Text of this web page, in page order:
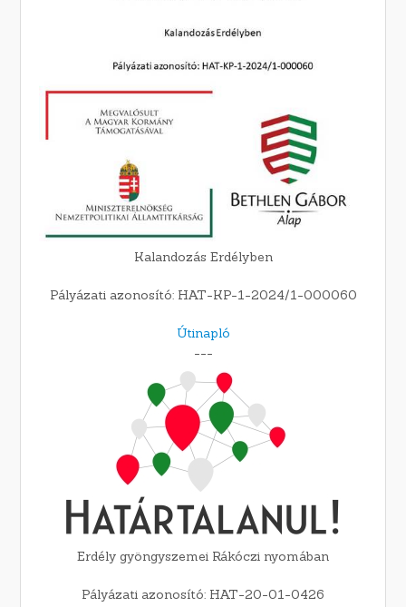
Kalandozás Erdélyben
Pályázati azonosító: HAT-KP-1-2024/1-000060
Útinapló
---
Erdély gyöngyszemei Rákóczi nyomában
Pályázati azonosító: HAT-20-01-0426